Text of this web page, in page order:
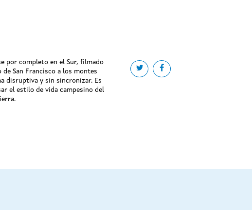
Share on twitter
Share on facebook
por completo en el Sur, filmado
San Francisco a los montes
disruptiva y sin sincronizar. Es
el estilo de vida campesino del